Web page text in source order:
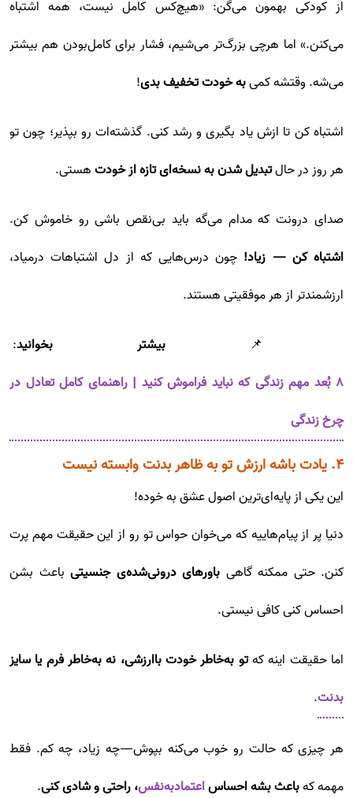
از کودکی بهمون می‌گن: «هیچ‌کس کامل نیست، همه اشتباه
می‌کنن.» اما هرچی بزرگ‌تر می‌شیم، فشار برای کامل‌بودن هم بیشتر
می‌شه. وقتشه کمیبه خودت تخفیف بدی!
اشتباه کن تا ازش یاد بگیری و رشد کنی. گذشته‌ات رو بپذیر؛ چون تو
هر روز در حالتبدیل شدن به نسخه‌ای تازه از خودتهستی.
صدای درونت که مدام می‌گه باید بی‌نقص باشی رو خاموش کن.
اشتباه کن — زیاد! چون درس‌هایی که از دل اشتباهات درمیاد،
ارزشمندتر از هر موفقیتی هستند.
📌 بیشتر بخوانید:
۸ بُعد مهم زندگی که نباید فراموش کنید | راهنمای کامل تعادل در
چرخ زندگی
۴. یادت باشه ارزش تو به ظاهر بدنت وابسته نیست
این یکی از پایه‌ای‌ترین اصول عشق به خوده!
دنیا پر از پیام‌هاییه که می‌خوان حواس تو رو از این حقیقت مهم پرت
کنن. حتی ممکنه گاهی باورهای درونی‌شده‌ی جنسیتی باعث بشن
احساس کنی کافی نیستی.
اما حقیقت اینه کهتو به‌خاطر خودت باارزشی، نه به‌خاطر فرم یا سایز
بدنت.
هر چیزی که حالت رو خوب می‌کنه بپوش—چه زیاد، چه کم. فقط
مهمه کهباعث بشه احساساعتماد‌به‌نفس، راحتی و شادی کنی.